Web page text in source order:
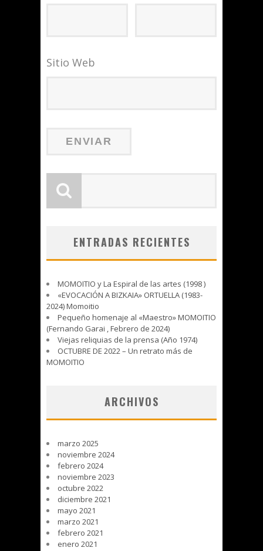
Sitio Web
ENTRADAS RECIENTES
MOMOITIO y La Espiral de las artes (1998 )
«EVOCACIÓN A BIZKAIA» ORTUELLA (1983-
2024) Momoitio
Pequeño homenaje al «Maestro» MOMOITIO
(Fernando Garai , Febrero de 2024)
Viejas reliquias de la prensa (Año 1974)
OCTUBRE DE 2022 – Un retrato más de
MOMOITIO
ARCHIVOS
marzo 2025
noviembre 2024
febrero 2024
noviembre 2023
octubre 2022
diciembre 2021
mayo 2021
marzo 2021
febrero 2021
enero 2021